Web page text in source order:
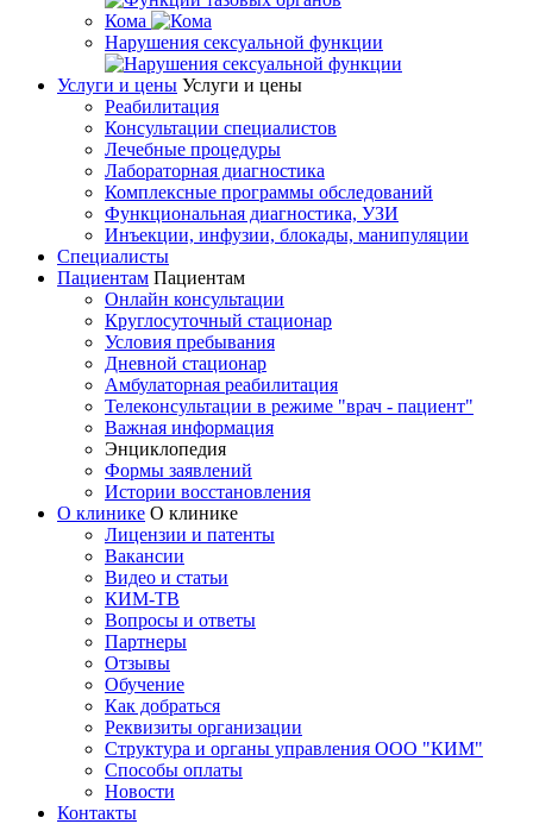
Кома
Нарушения сексуальной функции
Услуги и цены Услуги и цены
Реабилитация
Консультации специалистов
Лечебные процедуры
Лабораторная диагностика
Комплексные программы обследований
Функциональная диагностика, УЗИ
Инъекции, инфузии, блокады, манипуляции
Специалисты
Пациентам Пациентам
Онлайн консультации
Круглосуточный стационар
Условия пребывания
Дневной стационар
Амбулаторная реабилитация
Телеконсультации в режиме "врач - пациент"
Важная информация
Энциклопедия
Формы заявлений
Истории восстановления
О клинике О клинике
Лицензии и патенты
Вакансии
Видео и статьи
КИМ-ТВ
Вопросы и ответы
Партнеры
Отзывы
Обучение
Как добраться
Реквизиты организации
Структура и органы управления ООО "КИМ"
Способы оплаты
Новости
Контакты